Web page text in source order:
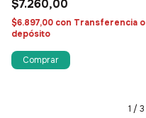
$7.260,00
$6.897,00 con Transferencia o
depósito
1 / 3